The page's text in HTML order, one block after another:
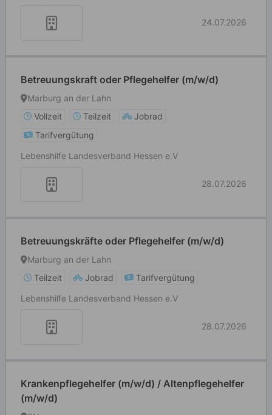
24.07.2026
Betreuungskraft oder Pflegehelfer (m/w/d)
Marburg an der Lahn
Vollzeit
Teilzeit
Jobrad
Tarifvergütung
Lebenshilfe Landesverband Hessen e.V
28.07.2026
Betreuungskräfte oder Pflegehelfer (m/w/d)
Marburg an der Lahn
Teilzeit
Jobrad
Tarifvergütung
Lebenshilfe Landesverband Hessen e.V
28.07.2026
Krankenpflegehelfer (m/w/d) / Altenpflegehelfer
(m/w/d)